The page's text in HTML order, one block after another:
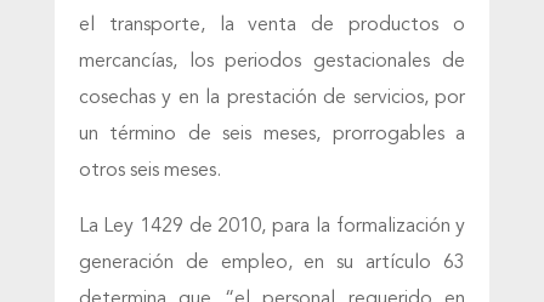
el transporte, la venta de productos o
mercancías, los periodos gestacionales de
cosechas y en la prestación de servicios, por
un término de seis meses, prorrogables a
otros seis meses.
La Ley 1429 de 2010, para la formalización y
generación de empleo, en su artículo 63